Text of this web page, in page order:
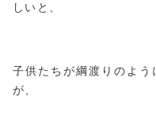
しいと、
子供たちが綱渡りのよ
が、